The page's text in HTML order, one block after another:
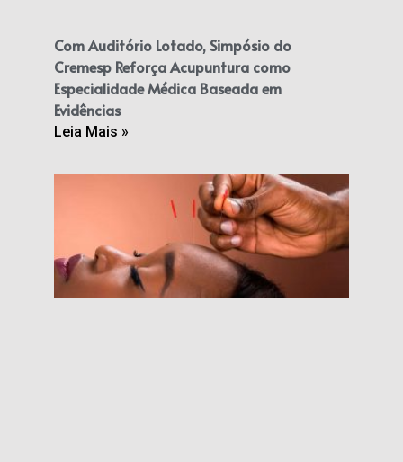
Com Auditório Lotado, Simpósio do
Cremesp Reforça Acupuntura como
Especialidade Médica Baseada em
Evidências
Leia Mais »